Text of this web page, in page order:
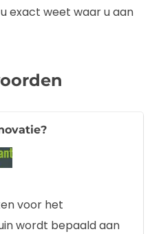
exact weet waar u aan
voor het
wordt bepaald aan